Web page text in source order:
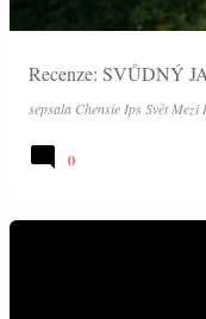
Recenze: SVŮDNÝ
sepsala Chensie Ips Svět Mezi
0